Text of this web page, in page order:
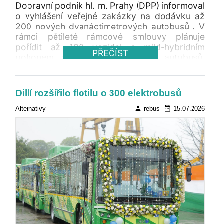
Dopravní podnik hl. m. Prahy (DPP) informoval
o vyhlášení veřejné zakázky na dodávku až
200 nových dvanáctimetrových autobusů . V
rámci pětileté rámcové smlouvy plánuje
pořídit až 100 vozidel s mild-hybridním
pohonem a až 100 naftových autobusů.
miliardy korun bez DPH. Do konce letošního
roku připraví také tendr na až 250 nových
kloubových autobusů.
PŘEČÍST
Dillí rozšířilo flotilu o 300 elektrobusů
Alternativy person rebus date_range 15.07.2026